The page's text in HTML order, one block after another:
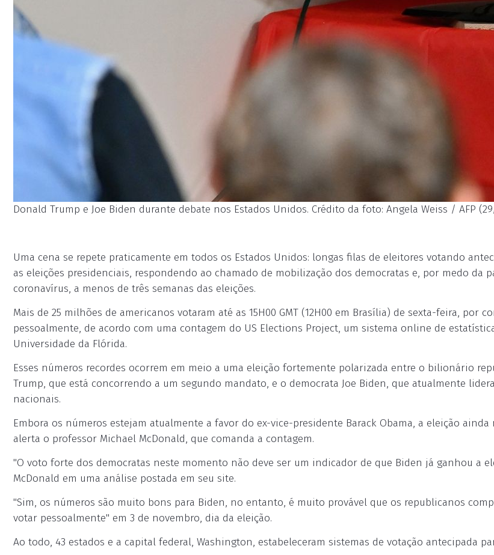
Donald Trump e Joe Biden durante debate nos Estados Unidos. Crédito da foto: Angela Weiss / AFP
Uma cena se repete praticamente em todos os Estados Unidos: longas filas de eleitores votando
as eleições presidenciais, respondendo ao chamado de mobilização dos democratas e, por medo da
coronavírus, a menos de três semanas das eleições.
Mais de 25 milhões de americanos votaram até as 15H00 GMT (12H00 em Brasília) de sexta-feira, por
pessoalmente, de acordo com uma contagem do US Elections Project, um sistema online de
Universidade da Flórida.
Esses números recordes ocorrem em meio a uma eleição fortemente polarizada entre o bilionário
Trump, que está concorrendo a um segundo mandato, e o democrata Joe Biden, que atualmente
nacionais.
Embora os números estejam atualmente a favor do ex-vice-presidente Barack Obama, a eleição
alerta o professor Michael McDonald, que comanda a contagem.
"O voto forte dos democratas neste momento não deve ser um indicador de que Biden já ganhou a
McDonald em uma análise postada em seu site.
"Sim, os números são muito bons para Biden, no entanto, é muito provável que os republicanos
votar pessoalmente" em 3 de novembro, dia da eleição.
Ao todo, 43 estados e a capital federal, Washington, estabeleceram sistemas de votação antecipada